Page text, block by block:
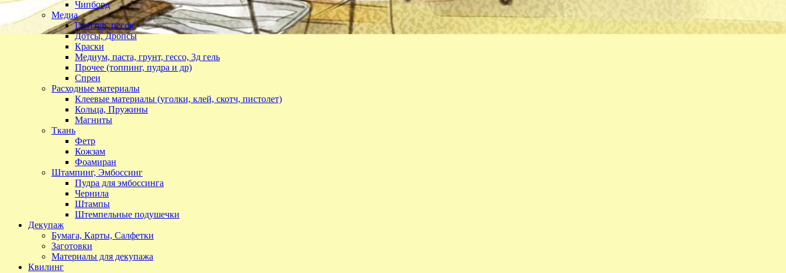
Чипборд
Медиа
Глиттер, песок
Дотсы, Дропсы
Краски
Медиум, паста, грунт, гессо, 3д гель
Прочее (топпинг, пудра и др)
Спреи
Расходные материалы
Клеевые материалы (уголки, клей, скотч, пистолет)
Кольца, Пружины
Магниты
Ткань
Фетр
Кожзам
Фоамиран
Штампинг, Эмбоссинг
Пудра для эмбоссинга
Чернила
Штампы
Штемпельные подушечки
Декупаж
Бумага, Карты, Салфетки
Заготовки
Материалы для декупажа
Квилинг